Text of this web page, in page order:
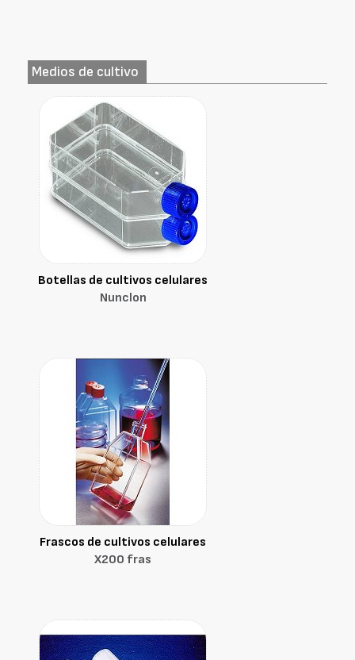
Medios de cultivo
Botellas de cultivos celulares
Nunclon
Frascos de cultivos celulares
X200 fras